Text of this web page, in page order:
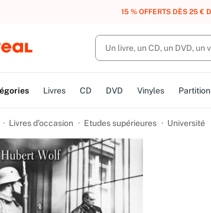
UN ACHAT, DES POINTS, DES
Livres CD DVD Vinyles
Livres d’occasion Etudes supérieures Université